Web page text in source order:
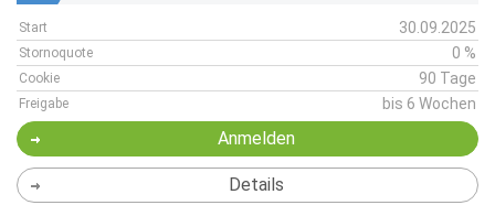
Start 30.09.2025
Stornoquote 0 %
Cookie 90 Tage
Freigabe bis 6 Wochen
Anmelden
Details